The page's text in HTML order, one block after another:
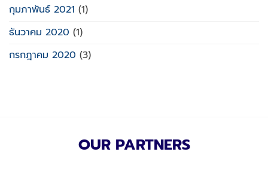
กุมภาพันธ์ 2021 (1)
ธันวาคม 2020 (1)
กรกฎาคม 2020 (3)
OUR PARTNERS